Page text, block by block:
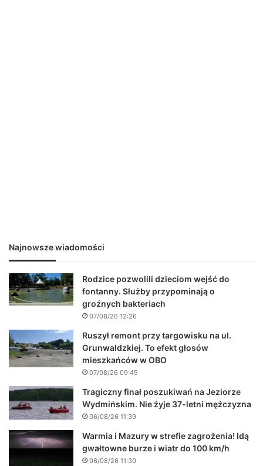
Najnowsze wiadomości
Rodzice pozwolili dzieciom wejść do
fontanny. Służby przypominają o
groźnych bakteriach
07/08/26 12:26
Ruszył remont przy targowisku na ul.
Grunwaldzkiej. To efekt głosów
mieszkańców w OBO
07/08/26 09:45
Tragiczny finał poszukiwań na Jeziorze
Wydmińskim. Nie żyje 37-letni mężczyzna
06/08/26 11:39
Warmia i Mazury w strefie zagrożenia! Idą
gwałtowne burze i wiatr do 100 km/h
06/08/26 11:30